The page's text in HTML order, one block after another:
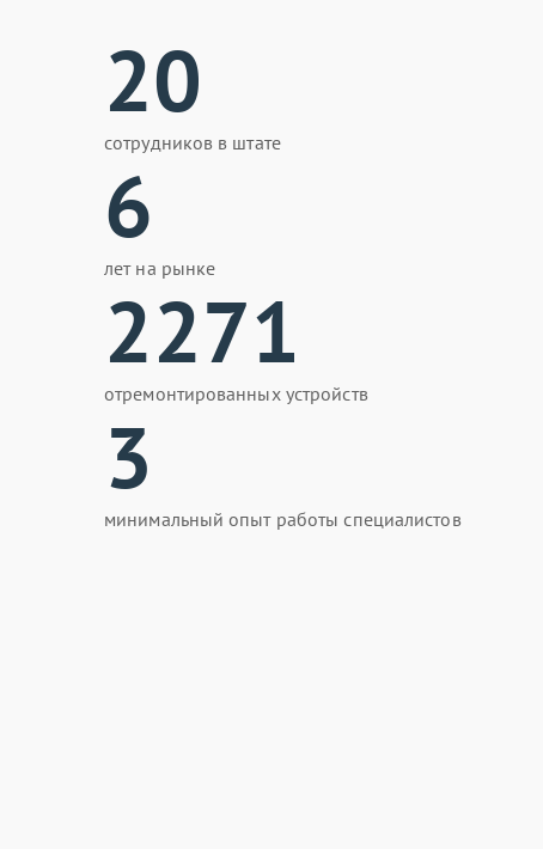
20
сотрудников в штате
6
лет на рынке
2271
отремонтированных устройств
3
минимальный опыт работы специалистов